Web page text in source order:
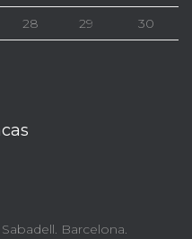
28 29 30
Barcelona.